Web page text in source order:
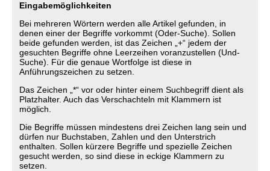
Eingabemöglichkeiten
Bei mehreren Wörtern werden alle Artikel gefunden, in
denen einer der Begriffe vorkommt (Oder-Suche). Sollen
beide gefunden werden, ist das Zeichen „+“ jedem der
gesuchten Begriffe ohne Leerzeihen voranzustellen (Und-
Suche). Für die genaue Wortfolge ist diese in
Anführungszeichen zu setzen.
Das Zeichen „*“ vor oder hinter einem Suchbegriff dient als
Platzhalter. Auch das Verschachteln mit Klammern ist
möglich.
Die Begriffe müssen mindestens drei Zeichen lang sein und
dürfen nur Buchstaben, Zahlen und den Unterstrich
enthalten. Sollen kürzere Begriffe und spezielle Zeichen
gesucht werden, so sind diese in eckige Klammern zu
setzen.